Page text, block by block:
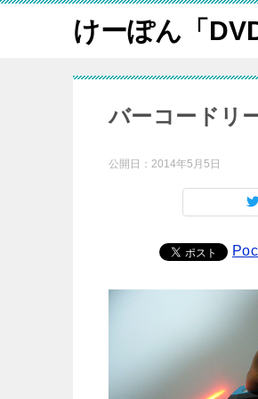
けーぽん「
バーコードリ
公開日： 2014年5月5日